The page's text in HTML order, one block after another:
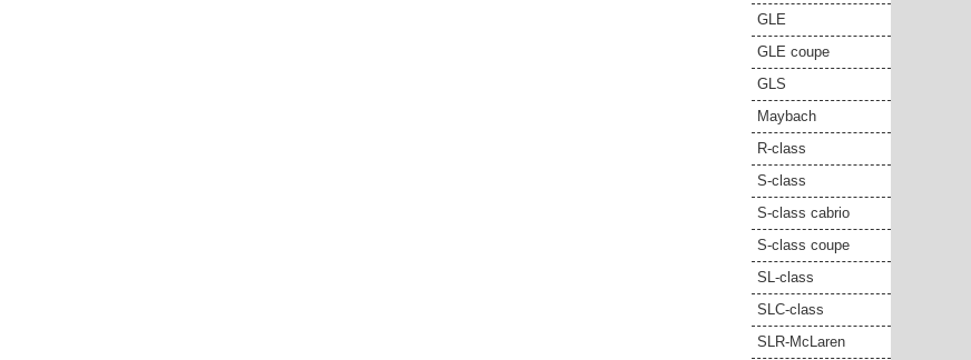
GLE
GLE coupe
GLS
Maybach
R-class
S-class
S-class cabrio
S-class coupe
SL-class
SLC-class
SLR-McLaren